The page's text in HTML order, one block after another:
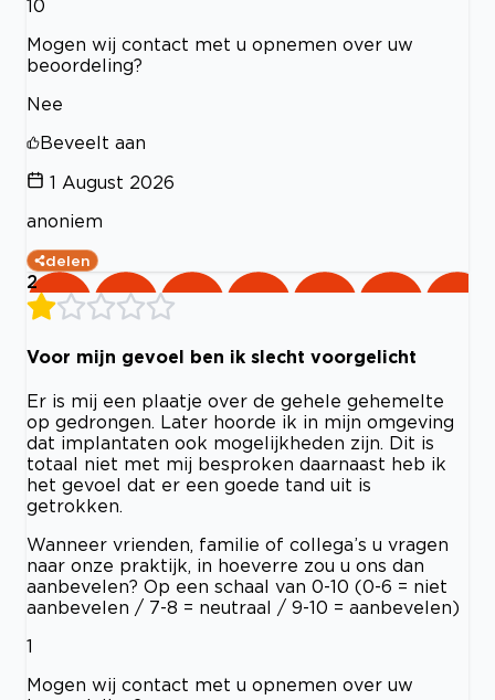
10
Mogen wij contact met u opnemen over uw
beoordeling?
Nee
Beveelt aan
1 August 2026
anoniem
delen
2
Voor mijn gevoel ben ik slecht voorgelicht
Er is mij een plaatje over de gehele gehemelte
op gedrongen. Later hoorde ik in mijn omgeving
dat implantaten ook mogelijkheden zijn. Dit is
totaal niet met mij besproken daarnaast heb ik
het gevoel dat er een goede tand uit is
getrokken.
Wanneer vrienden, familie of collega’s u vragen
naar onze praktijk, in hoeverre zou u ons dan
aanbevelen? Op een schaal van 0-10 (0-6 = niet
aanbevelen / 7-8 = neutraal / 9-10 = aanbevelen)
1
Mogen wij contact met u opnemen over uw